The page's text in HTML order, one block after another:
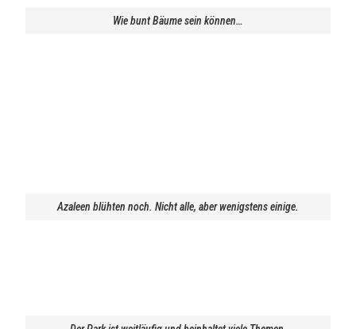
Wie bunt Bäume sein können…
Azaleen blühten noch. Nicht alle, aber wenigstens einige.